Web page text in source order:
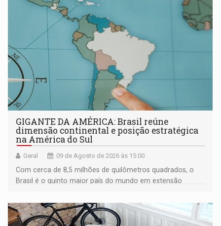
GIGANTE DA AMÉRICA: Brasil reúne
dimensão continental e posição estratégica
na América do Sul
Geral 09 de Agosto de 2026 às 15:00
Com cerca de 8,5 milhões de quilômetros quadrados, o
Brasil é o quinto maior país do mundo em extensão